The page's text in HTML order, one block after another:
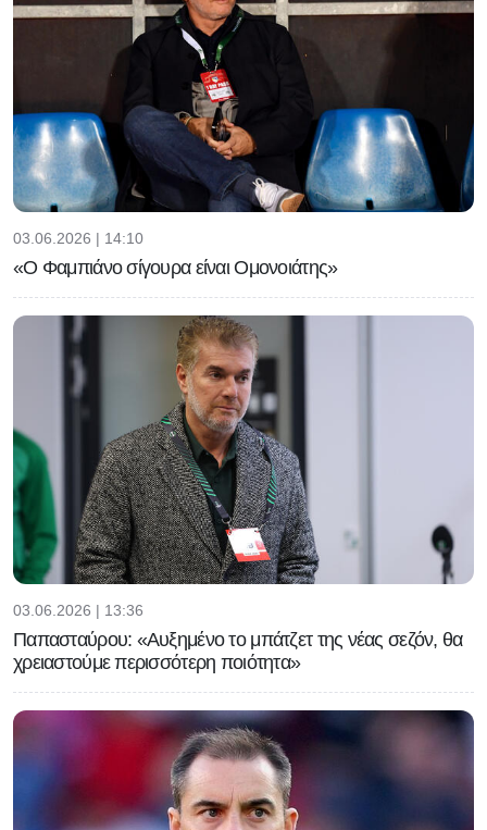
03.06.2026 | 14:10
«Ο Φαμπιάνο σίγουρα είναι Ομονοιάτης»
03.06.2026 | 13:36
Παπασταύρου: «Αυξημένο το μπάτζετ της νέας σεζόν, θα
χρειαστούμε περισσότερη ποιότητα»